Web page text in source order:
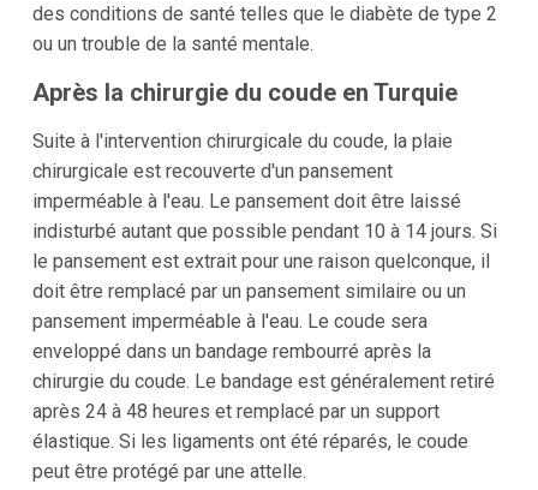
des conditions de santé telles que le diabète de type 2
ou un trouble de la santé mentale.
Après la chirurgie du coude en Turquie
Suite à l'intervention chirurgicale du coude, la plaie
chirurgicale est recouverte d'un pansement
imperméable à l'eau. Le pansement doit être laissé
indisturbé autant que possible pendant 10 à 14 jours. Si
le pansement est extrait pour une raison quelconque, il
doit être remplacé par un pansement similaire ou un
pansement imperméable à l'eau. Le coude sera
enveloppé dans un bandage rembourré après la
chirurgie du coude. Le bandage est généralement retiré
après 24 à 48 heures et remplacé par un support
élastique. Si les ligaments ont été réparés, le coude
peut être protégé par une attelle.